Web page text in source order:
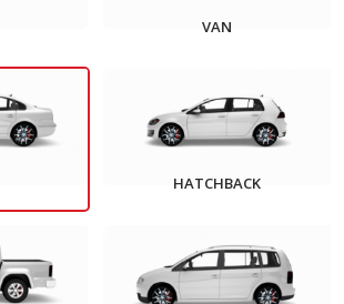
VAN
HATCHBACK